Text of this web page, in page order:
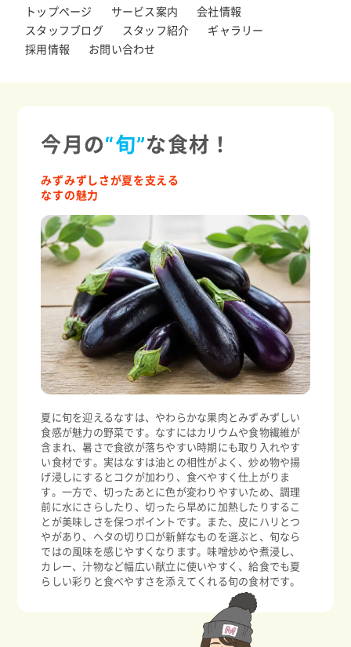
トップページ サービス案内
会社情報
スタッフブログ
スタッフ紹介
ギャラリー
採用情報
お問い合わせ
今月の“旬”な食材！
みずみずしさが夏を支える
なすの魅力
夏に旬を迎えるなすは、やわらかな果肉とみずみずしい
食感が魅力の野菜です。なすにはカリウムや食物繊維が
含まれ、暑さで食欲が落ちやすい時期にも取り入れやす
い食材です。実はなすは油との相性がよく、炒め物や揚
げ浸しにするとコクが加わり、食べやすく仕上がりま
す。一方で、切ったあとに色が変わりやすいため、調理
前に水にさらしたり、切ったら早めに加熱したりするこ
とが美味しさを保つポイントです。また、皮にハリとつ
やがあり、ヘタの切り口が新鮮なものを選ぶと、旬なら
ではの風味を感じやすくなります。味噌炒めや煮浸し、
カレー、汁物など幅広い献立に使いやすく、給食でも夏
らしい彩りと食べやすさを添えてくれる旬の食材です。